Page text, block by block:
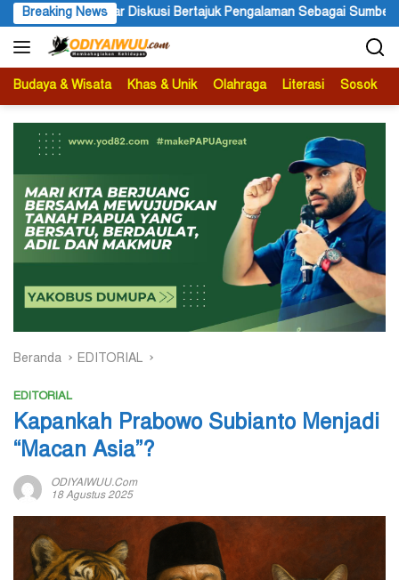
Langsung
ke
konten
Breaking News
Sebagai Sumber Pengetahuan Ketua APS Papua
Budaya & Wisata Khas & Unik Olahraga Literasi Sosok
Beranda EDITORIAL
EDITORIAL
Kapankah Prabowo Subianto Menjadi
“Macan Asia”?
ODIYAIWUU.com
18 Agustus 2025